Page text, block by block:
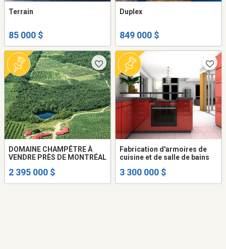
Terrain
85 000 $
Duplex
849 000 $
DOMAINE CHAMPÊTRE À
VENDRE PRÈS DE MONTRÉAL
2 395 000 $
Fabrication d'armoires de
cuisine et de salle de bains
3 300 000 $